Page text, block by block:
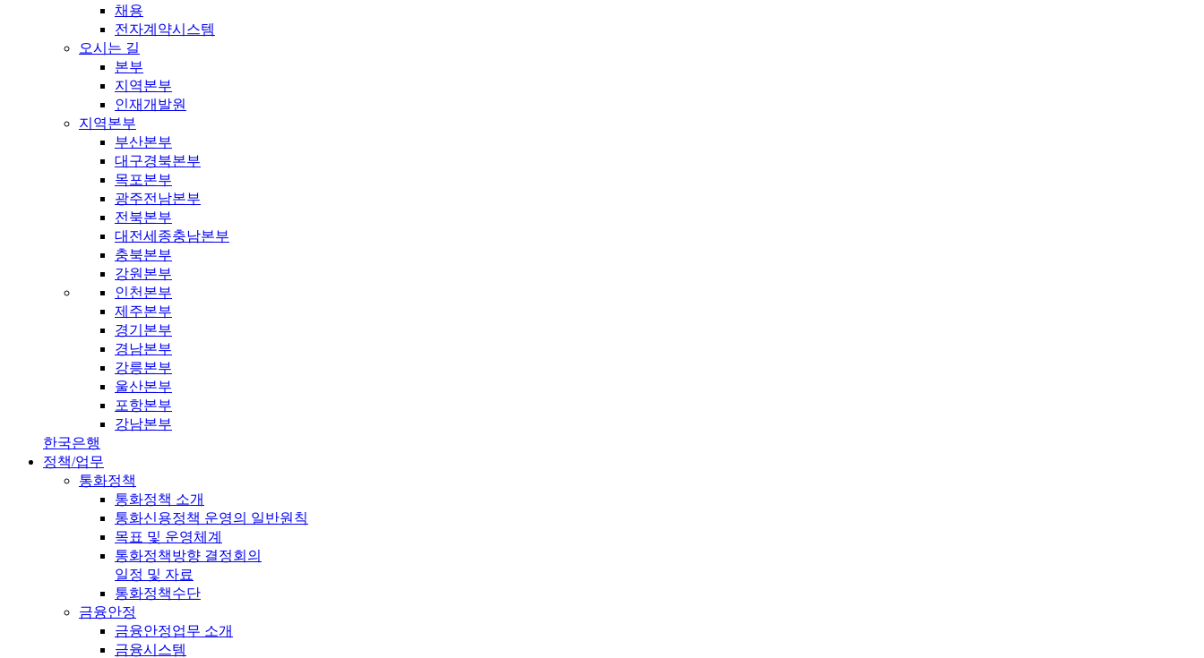
채용
전자계약시스템
오시는 길
본부
지역본부
인재개발원
지역본부
부산본부
대구경북본부
목포본부
광주전남본부
전북본부
대전세종충남본부
충북본부
강원본부
인천본부
제주본부
경기본부
경남본부
강릉본부
울산본부
포항본부
강남본부
한국은행
정책/업무
통화정책
통화정책 소개
통화신용정책 운영의 일반원칙
목표 및 운영체계
통화정책방향 결정회의
일정 및 자료
통화정책수단
금융안정
금융안정업무 소개
금융시스템